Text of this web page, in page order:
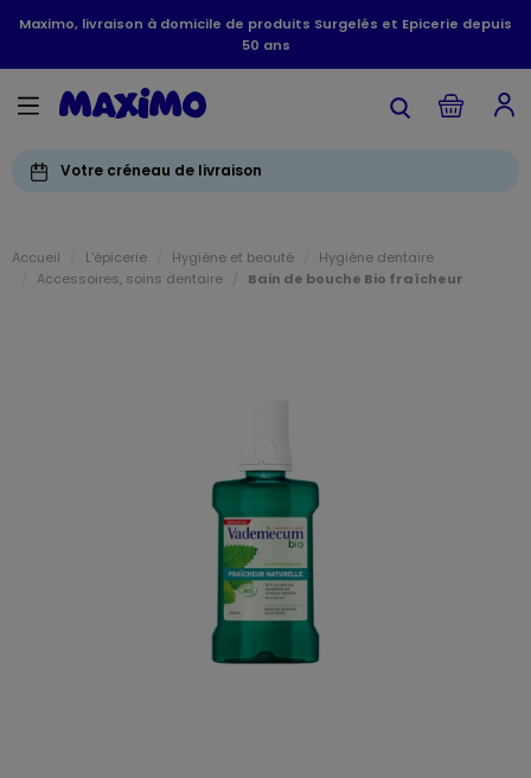
Maximo, livraison à domicile de produits Surgelés et Epicerie depuis
50 ans
Votre créneau de livraison
Accueil L'épicerie Hygiène et beauté
Hygiène dentaire
Accessoires, soins dentaire
Bain de bouche Bio fraîcheur